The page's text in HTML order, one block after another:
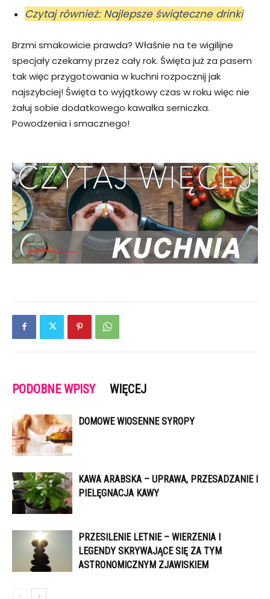
Czytaj również: Najlepsze świąteczne drinki
Brzmi smakowicie prawda? Właśnie na te wigilijne
specjały czekamy przez cały rok. Święta już za pasem
tak więc przygotowania w kuchni rozpocznij jak
najszybciej! Święta to wyjątkowy czas w roku więc nie
żałuj sobie dodatkowego kawałka serniczka.
Powodzenia i smacznego!
PODOBNE WPISY WIĘCEJ
DOMOWE WIOSENNE SYROPY
KAWA ARABSKA – UPRAWA, PRZESADZANIE I
PIELĘGNACJA KAWY
PRZESILENIE LETNIE – WIERZENIA I
LEGENDY SKRYWAJĄCE SIĘ ZA TYM
ASTRONOMICZNYM ZJAWISKIEM